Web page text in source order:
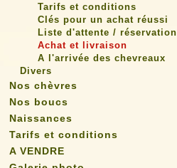
Tarifs et conditions
Clés pour un achat réussi
Liste d'attente / réservation
Achat et livraison
A l'arrivée des chevreaux
Divers
Nos chèvres
Nos boucs
Naissances
Tarifs et conditions
A VENDRE